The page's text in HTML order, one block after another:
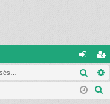
el
ép
eg
is